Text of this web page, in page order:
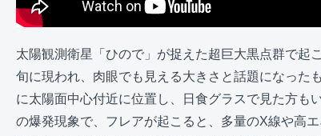
太陽観測衛星「ひので」が捉えた超巨大黒点群で起
旬に現われ、肉眼でも見える大きさと話題になった
に太陽面中心付近に位置し、日食グラスで見た方も
の爆発現象で、フレアが起こると、多量のX線や高